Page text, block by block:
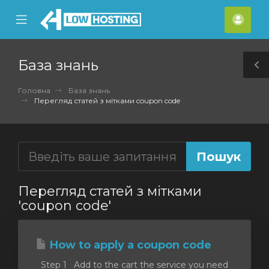
Mobile
Menu
База знань
Головна
База знань
Перегляд статей з мітками coupon code
Перегляд статей з мітками
'coupon code'
How to apply a coupon code
Step 1 Add to the cart the service you need